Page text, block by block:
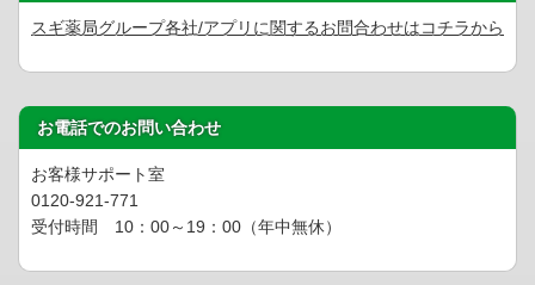
スギ薬局グループ各社/アプリに関するお問合わせはコチラから
お電話でのお問い合わせ
お客様サポート室
0120-921-771
受付時間 10：00～19：00（年中無休）